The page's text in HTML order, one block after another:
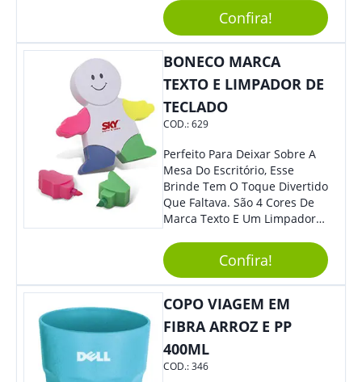
Toda Diferença.
Confira!
BONECO MARCA
TEXTO E LIMPADOR DE
TECLADO
COD.:629
Perfeito Para Deixar Sobre A
Mesa Do Escritório, Esse
Brinde Tem O Toque Divertido
Que Faltava. São 4 Cores De
Marca Texto E Um Limpador
Boneco. Demais, Não É?
Personalize Com Sua Marca.
Super Criativo, Seus Clientes E
Colaboradores Irão Adorar.
Confira!
COPO VIAGEM EM
FIBRA ARROZ E PP
400ML
COD.:346